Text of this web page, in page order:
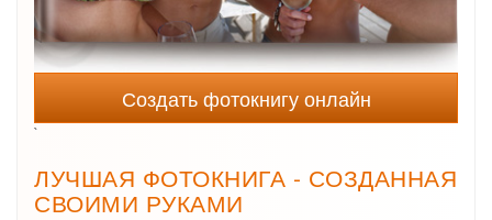
Создать фотокнигу онлайн
`
ЛУЧШАЯ ФОТОКНИГА - СОЗДАННАЯ
СВОИМИ РУКАМИ